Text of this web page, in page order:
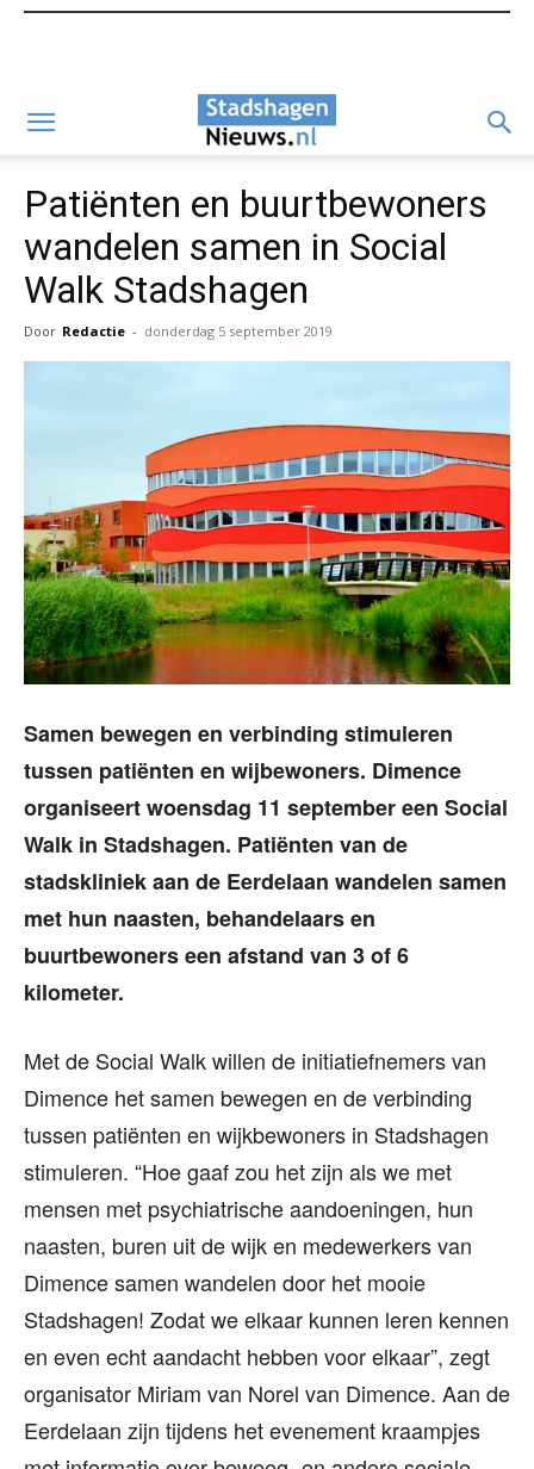
Patiënten en buurtbewoners
wandelen samen in Social
Walk Stadshagen
Door Redactie - donderdag 5 september 2019
Samen bewegen en verbinding stimuleren
tussen patiënten en wijbewoners. Dimence
organiseert woensdag 11 september een Social
Walk in Stadshagen. Patiënten van de
stadskliniek aan de Eerdelaan wandelen samen
met hun naasten, behandelaars en
buurtbewoners een afstand van 3 of 6
kilometer.
Met de Social Walk willen de initiatiefnemers van
Dimence het samen bewegen en de verbinding
tussen patiënten en wijkbewoners in Stadshagen
stimuleren. “Hoe gaaf zou het zijn als we met
mensen met psychiatrische aandoeningen, hun
naasten, buren uit de wijk en medewerkers van
Dimence samen wandelen door het mooie
Stadshagen! Zodat we elkaar kunnen leren kennen
en even echt aandacht hebben voor elkaar”, zegt
organisator Miriam van Norel van Dimence. Aan de
Eerdelaan zijn tijdens het evenement kraampjes